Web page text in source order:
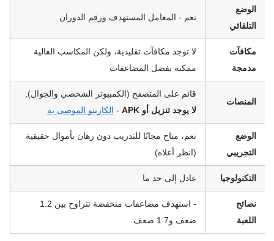
الوضع
التلقائي
نعم - المعامل المستهدف ورقم الدوران
مكافآت
مدمجة
لا توجد مكافآت تقليدية، ولكن المكاسب العالية
ممكنة بفضل المضاعفات
المنصات
قائم على المتصفح (الكمبيوتر الشخصي والجوال),
لا يوجد تنزيل أو APK
- الكازينو الموصى به
الوضع
التجريبي
نعم، متاح مجانًا للتدريب دون رهان بأموال حقيقية
(انظر أعلاه)
التكنولوجيا عادل إلى حد ما
نصائح
اللعبة
- استهدف مضاعفات منخفضة تتراوح بين 1.2
ضعف و1.7 ضعف